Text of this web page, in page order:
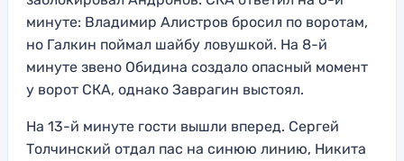
минуте: Владимир Алистров бросил по воротам,
но Галкин поймал шайбу ловушкой. На 8-й
минуте звено Обидина создало опасный момент
у ворот СКА, однако Заврагин выстоял.
На 13-й минуте гости вышли вперед. Сергей
Толчинский отдал пас на синюю линию, Никита